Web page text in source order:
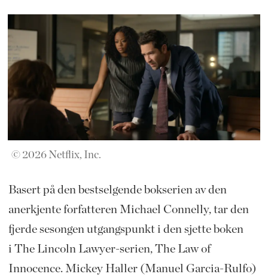
© 2026 Netflix, Inc.
Basert på den bestselgende bokserien av den
anerkjente forfatteren Michael Connelly, tar den
fjerde sesongen utgangspunkt i den sjette boken
i The Lincoln Lawyer-serien, The Law of
Innocence. Mickey Haller (Manuel Garcia-Rulfo)